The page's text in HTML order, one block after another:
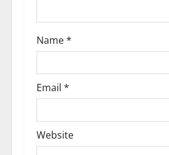
o
n
Name*
Email *
Website